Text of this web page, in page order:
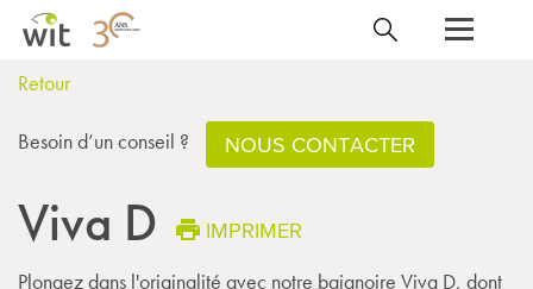
Retour
Besoin d’un conseil ? NOUS CONTACTER
Viva D IMPRIMER
Plongez dans l'originalité avec notre baignoire Viva D, dont